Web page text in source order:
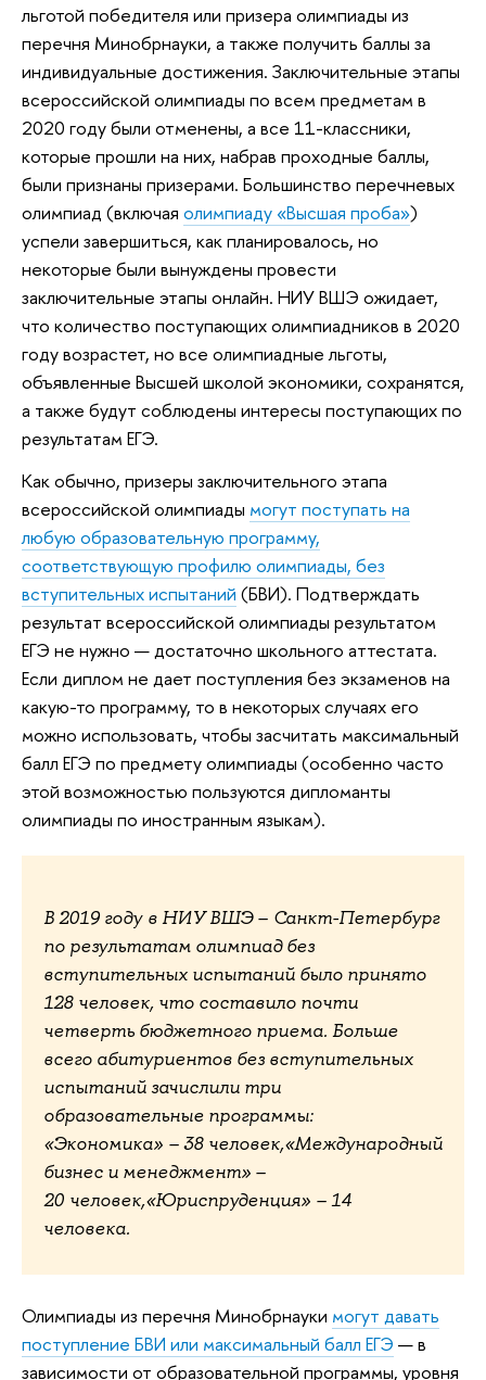
льготой победителя или призера олимпиады из
перечня Минобрнауки, а также получить баллы за
индивидуальные достижения. Заключительные этапы
всероссийской олимпиады по всем предметам в
2020 году были отменены, а все 11-классники,
которые прошли на них, набрав проходные баллы,
были признаны призерами. Большинство перечневых
олимпиад (включая олимпиаду «Высшая проба»)
успели завершиться, как планировалось, но
некоторые были вынуждены провести
заключительные этапы онлайн. НИУ ВШЭ ожидает,
что количество поступающих олимпиадников в 2020
году возрастет, но все олимпиадные льготы,
объявленные Высшей школой экономики, сохранятся,
а также будут соблюдены интересы поступающих по
результатам ЕГЭ.
Как обычно, призеры заключительного этапа
всероссийской олимпиады могут поступать на
любую образовательную программу,
соответствующую профилю олимпиады, без
вступительных испытаний (БВИ). Подтверждать
результат всероссийской олимпиады результатом
ЕГЭ не нужно — достаточно школьного аттестата.
Если диплом не дает поступления без экзаменов на
какую-то программу, то в некоторых случаях его
можно использовать, чтобы засчитать максимальный
балл ЕГЭ по предмету олимпиады (особенно часто
этой возможностью пользуются дипломанты
олимпиады по иностранным языкам).
В 2019 году в НИУ ВШЭ – Санкт-Петербург
по результатам олимпиад без
вступительных испытаний было принято
128 человек, что составило почти
четверть бюджетного приема. Больше
всего абитуриентов без вступительных
испытаний зачислили три
образовательные программы:
«Экономика» – 38 человек,«Международный
бизнес и менеджмент» –
20 человек,«Юриспруденция» – 14
человека.
Олимпиады из перечня Минобрнауки могут давать
поступление БВИ или максимальный балл ЕГЭ — в
зависимости от образовательной программы, уровня